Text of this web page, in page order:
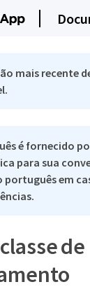
mais recente
é fornecido
para sua
português em
de